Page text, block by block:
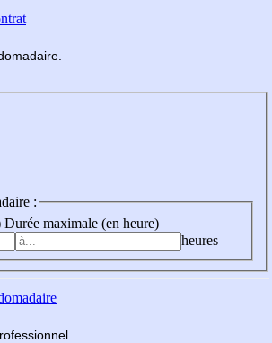
madaire
:
Durée maximale (en heure)
heures
fessionnel